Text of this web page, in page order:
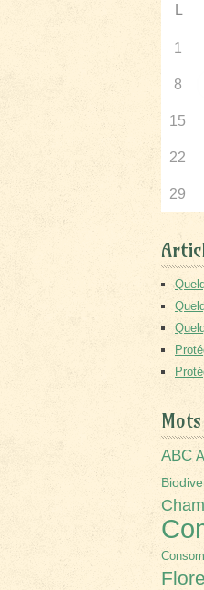
L
1
8
15
22
29
ABC
Flore